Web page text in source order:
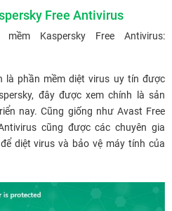
Free Antivirus
Kaspersky Free Antivirus:
là phần mềm diệt virus uy tín được
đây được xem chính là sản
nay. Cũng giống như Avast Free
cũng được các chuyên gia
diệt virus và bảo vệ máy tính của